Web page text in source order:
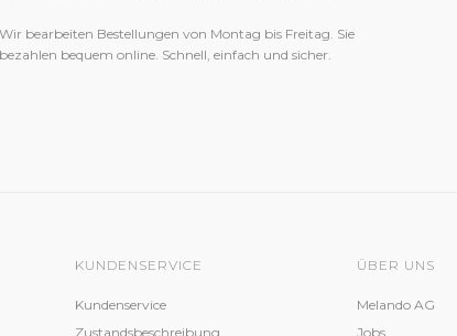
Wir bearbeiten Bestellungen von Montag bis Freitag. Sie
bezahlen bequem online. Schnell, einfach und sicher.
KUNDENSERVICE
Kundenservice
Zustandsbeschreibung
ÜBER UNS
Melando AG
Jobs